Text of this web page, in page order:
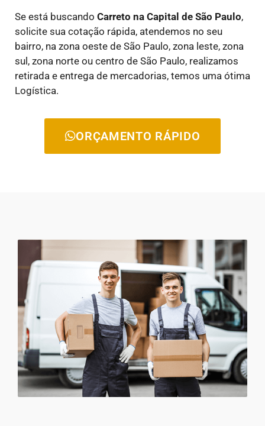
Se está buscando Carreto na Capital de São Paulo,
solicite sua cotação rápida, atendemos no seu
bairro, na zona oeste de São Paulo, zona leste, zona
sul, zona norte ou centro de São Paulo, realizamos
retirada e entrega de mercadorias, temos uma ótima
Logística.
ORÇAMENTO RÁPIDO